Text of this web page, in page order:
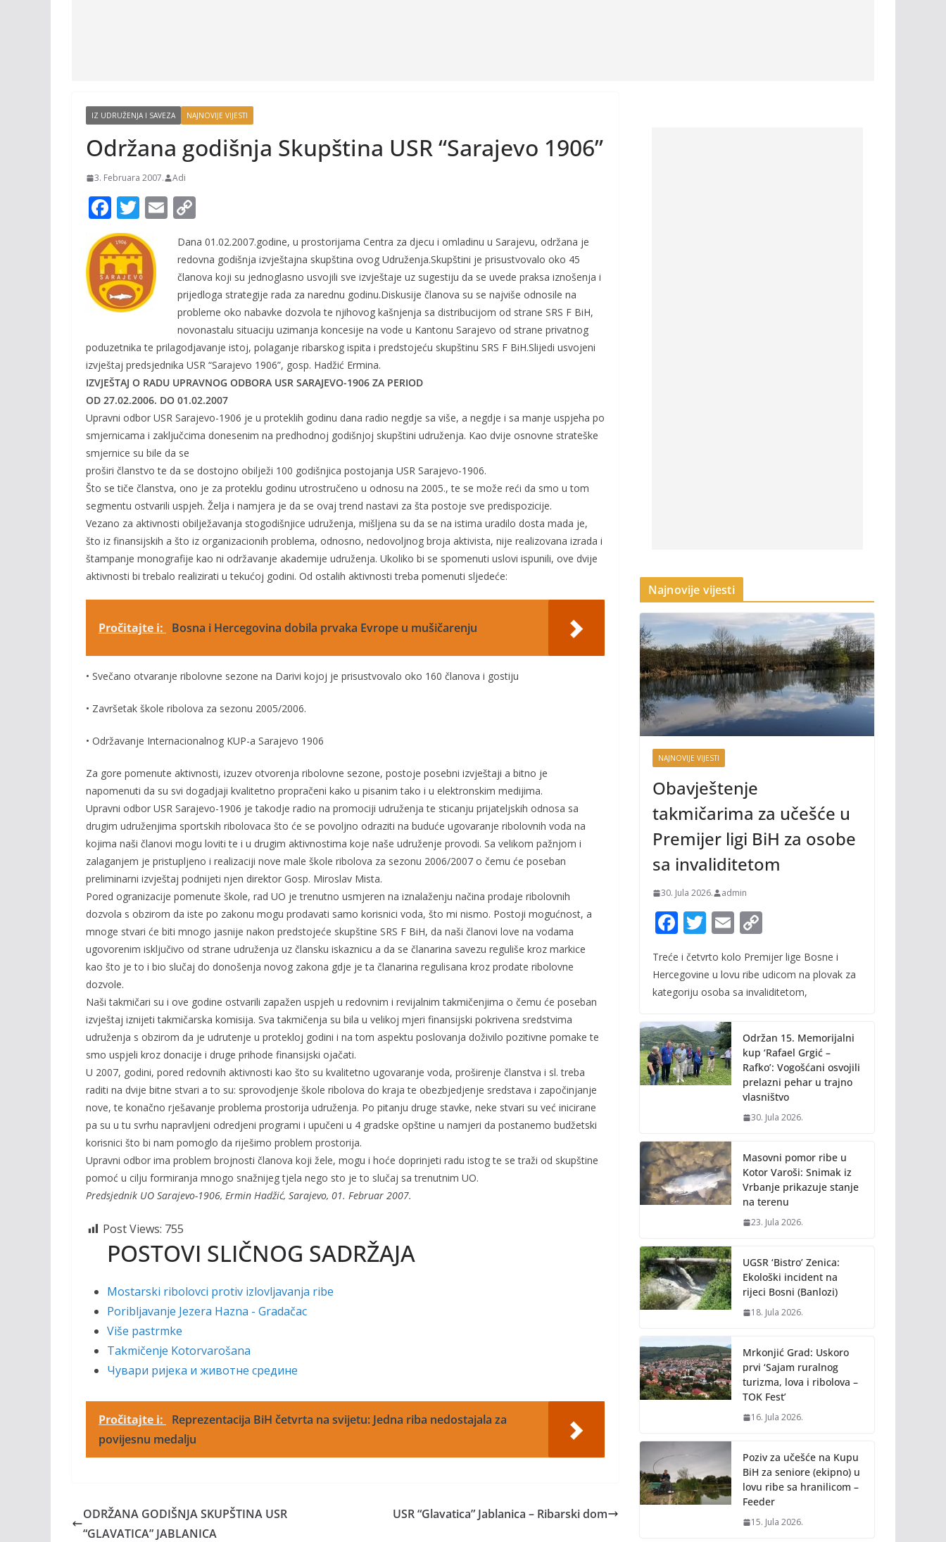
IZ UDRUŽENJA I SAVEZA NAJNOVIJE VIJESTI
Održana godišnja Skupština USR “Sarajevo 1906”
3. Februara 2007. Adi
F
ac
e
b
o
o
k
T
w
itt
er
E
ai p
y
Li
n
k
Dana 01.02.2007.godine, u prostorijama Centra za djecu i omladinu u Sarajevu, održana je
redovna godišnja izvještajna skupština ovog Udruženja.Skupštini je prisustvovalo oko 45
članova koji su jednoglasno usvojili sve izvještaje uz sugestiju da se uvede praksa iznošenja i
prijedloga strategije rada za narednu godinu.Diskusije članova su se najviše odnosile na
probleme oko nabavke dozvola te njihovog kašnjenja sa distribucijom od strane SRS F BiH,
novonastalu situaciju uzimanja koncesije na vode u Kantonu Sarajevo od strane privatnog
poduzetnika te prilagodjavanje istoj, polaganje ribarskog ispita i predstojeću skupštinu SRS F BiH.Slijedi usvojeni
izvještaj predsjednika USR “Sarajevo 1906”, gosp. Hadžić Ermina.
IZVJEŠTAJ O RADU UPRAVNOG ODBORA USR SARAJEVO-1906 ZA PERIOD
OD 27.02.2006. DO 01.02.2007
Upravni odbor USR Sarajevo-1906 je u proteklih godinu dana radio negdje sa više, a negdje i sa manje uspjeha po
smjernicama i zaključcima donesenim na predhodnoj godišnjoj skupštini udruženja. Kao dvije osnovne strateške
smjernice su bile da se
proširi članstvo te da se dostojno obilježi 100 godišnjica postojanja USR Sarajevo-1906.
Što se tiče članstva, ono je za proteklu godinu utrostručeno u odnosu na 2005., te se može reći da smo u tom
segmentu ostvarili uspjeh. Želja i namjera je da se ovaj trend nastavi za šta postoje sve predispozicije.
Vezano za aktivnosti obilježavanja stogodišnjice udruženja, mišljena su da se na istima uradilo dosta mada je,
što iz finansijskih a što iz organizacionih problema, odnosno, nedovoljnog broja aktivista, nije realizovana izrada i
štampanje monografije kao ni održavanje akademije udruženja. Ukoliko bi se spomenuti uslovi ispunili, ove dvije
aktivnosti bi trebalo realizirati u tekućoj godini. Od ostalih aktivnosti treba pomenuti sljedeće:
Pročitajte i: Bosna i Hercegovina dobila prvaka Evrope u mušičarenju
• Svečano otvaranje ribolovne sezone na Darivi kojoj je prisustvovalo oko 160 članova i gostiju
• Završetak škole ribolova za sezonu 2005/2006.
• Održavanje Internacionalnog KUP-a Sarajevo 1906
Za gore pomenute aktivnosti, izuzev otvorenja ribolovne sezone, postoje posebni izvještaji a bitno je
napomenuti da su svi dogadjaji kvalitetno propračeni kako u pisanim tako i u elektronskim medijima.
Upravni odbor USR Sarajevo-1906 je takodje radio na promociji udruženja te sticanju prijateljskih odnosa sa
drugim udruženjima sportskih ribolovaca što će se povoljno odraziti na buduće ugovaranje ribolovnih voda na
kojima naši članovi mogu loviti te i u drugim aktivnostima koje naše udruženje provodi. Sa velikom pažnjom i
zalaganjem je pristupljeno i realizaciji nove male škole ribolova za sezonu 2006/2007 o čemu će poseban
preliminarni izvještaj podnijeti njen direktor Gosp. Miroslav Mista.
Pored ogranizacije pomenute škole, rad UO je trenutno usmjeren na iznalaženju načina prodaje ribolovnih
dozvola s obzirom da iste po zakonu mogu prodavati samo korisnici voda, što mi nismo. Postoji mogućnost, a
mnoge stvari će biti mnogo jasnije nakon predstojeće skupštine SRS F BiH, da naši članovi love na vodama
ugovorenim isključivo od strane udruženja uz člansku iskaznicu a da se članarina savezu reguliše kroz markice
kao što je to i bio slučaj do donošenja novog zakona gdje je ta članarina regulisana kroz prodate ribolovne
dozvole.
Naši takmičari su i ove godine ostvarili zapažen uspjeh u redovnim i revijalnim takmičenjima o čemu će poseban
izvještaj iznijeti takmičarska komisija. Sva takmičenja su bila u velikoj mjeri finansijski pokrivena sredstvima
udruženja s obzirom da je udrutenje u protekloj godini i na tom aspektu poslovanja doživilo pozitivne pomake te
smo uspjeli kroz donacije i druge prihode finansijski ojačati.
U 2007, godini, pored redovnih aktivnosti kao što su kvalitetno ugovaranje voda, proširenje članstva i sl. treba
raditi na dvije bitne stvari a to su: sprovodjenje škole ribolova do kraja te obezbjedjenje sredstava i započinjanje
nove, te konačno rješavanje problema prostorija udruženja. Po pitanju druge stavke, neke stvari su već inicirane
pa su u tu svrhu napravljeni odredjeni programi i upučeni u 4 gradske opštine u namjeri da postanemo budžetski
korisnici što bi nam pomoglo da riješimo problem prostorija.
Upravni odbor ima problem brojnosti članova koji žele, mogu i hoće doprinjeti radu istog te se traži od skupštine
pomoć u cilju formiranja mnogo snažnijeg tjela nego sto je to slučaj sa trenutnim UO.
Predsjednik UO Sarajevo-1906, Ermin Hadžić, Sarajevo, 01. Februar 2007.
Post Views: 755
POSTOVI SLIČNOG SADRŽAJA
Mostarski ribolovci protiv izlovljavanja ribe
Poribljavanje Jezera Hazna - Gradačac
Više pastrmke
Takmičenje Kotorvarošana
Чувари ријека и животне средине
Pročitajte i:
Reprezentacija BiH četvrta na svijetu: Jedna riba nedostajala za
povijesnu medalju
ODRŽANA GODIŠNJA SKUPŠTINA USR
“GLAVATICA” JABLANICA
USR “Glavatica” Jablanica – Ribarski dom
Najnovije vijesti
NAJNOVIJE VIJESTI
Obavještenje
takmičarima za učešće u
Premijer ligi BiH za osobe
sa invaliditetom
30. Jula 2026. admin
F
ac
e
b
o
k
T
w
itt
er
E
ai
l
p
y
n
k
Treće i četvrto kolo Premijer lige Bosne i
Hercegovine u lovu ribe udicom na plovak za
kategoriju osoba sa invaliditetom,
Održan 15. Memorijalni
kup ‘Rafael Grgić –
Rafko’: Vogošćani osvojili
prelazni pehar u trajno
vlasništvo
30. Jula 2026.
Masovni pomor ribe u
Kotor Varoši: Snimak iz
Vrbanje prikazuje stanje
na terenu
23. Jula 2026.
UGSR ‘Bistro’ Zenica:
Ekološki incident na
rijeci Bosni (Banlozi)
18. Jula 2026.
Mrkonjić Grad: Uskoro
prvi ‘Sajam ruralnog
turizma, lova i ribolova –
TOK Fest’
16. Jula 2026.
Poziv za učešće na Kupu
BiH za seniore (ekipno) u
lovu ribe sa hranilicom –
Feeder
15. Jula 2026.